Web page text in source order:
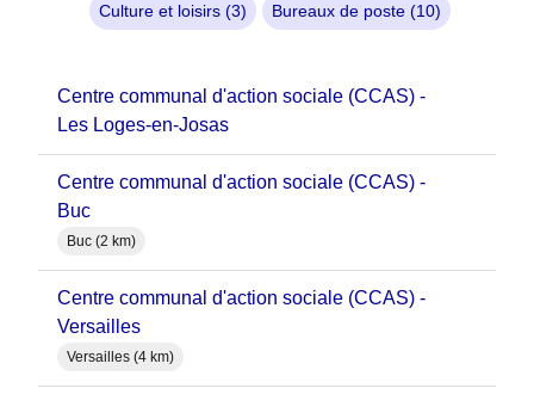
Culture et loisirs (3) Bureaux de poste (10)
Centre communal d'action sociale (CCAS) -
Les Loges-en-Josas
Centre communal d'action sociale (CCAS) -
Buc
Buc (2 km)
Centre communal d'action sociale (CCAS) -
Versailles
Versailles (4 km)